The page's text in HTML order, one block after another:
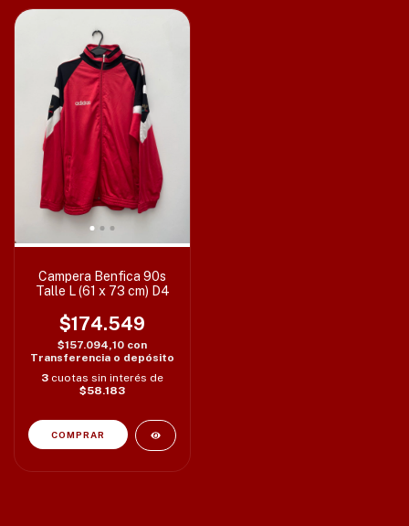
Campera Benfica 90s
Talle L (61 x 73 cm) D4
$174.549
$157.094,10 con
Transferencia o depósito
3 cuotas sin interés de
$58.183